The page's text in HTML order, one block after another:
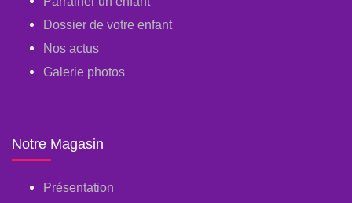
Dossier de votre enfant
Nos actus
Galerie photos
Notre Magasin
Présentation